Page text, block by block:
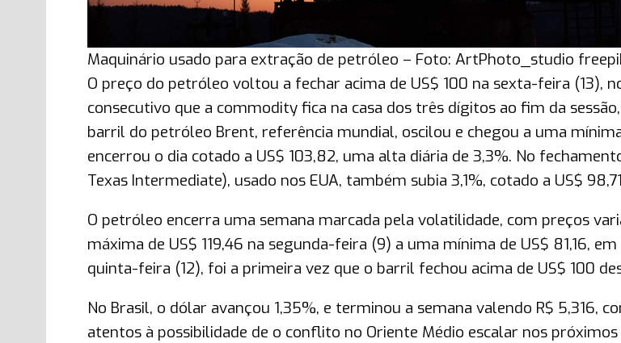
Maquinário usado para extração de petróleo – Foto: ArtPhoto_studio
O preço do petróleo voltou a fechar acima de US$ 100 na sexta-feira (13),
consecutivo que a commodity fica na casa dos três dígitos ao fim da sessão,
barril do petróleo Brent, referência mundial, oscilou e chegou a uma mínima
encerrou o dia cotado a US$ 103,82, uma alta diária de 3,3%. No
Texas Intermediate), usado nos EUA, também subia 3,1%, cotado a US$
O petróleo encerra uma semana marcada pela volatilidade, com preços
máxima de US$ 119,46 na segunda-feira (9) a uma mínima de US$ 81,16,
quinta-feira (12), foi a primeira vez que o barril fechou acima de US$ 100
No Brasil, o dólar avançou 1,35%, e terminou a semana valendo R$ 5,316,
atentos à possibilidade de o conflito no Oriente Médio escalar nos próximos